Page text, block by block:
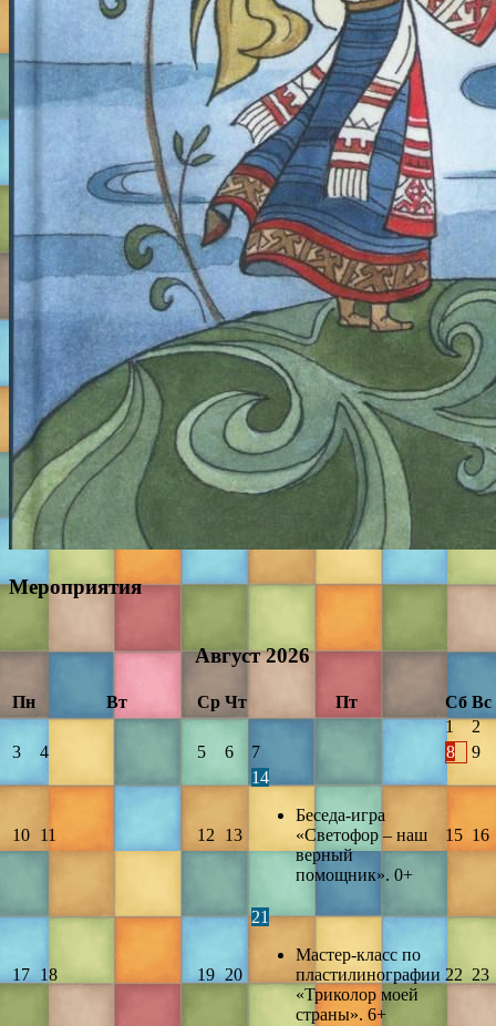
Мероприятия
Август 2026
Пн Вт Ср Чт Пт Сб Вс
1
2
3
4 5 6 7 8 9
10 11 12 13
14
Беседа-игра
«Светофор – наш
верный
помощник». 0+
15 16
17 18 19 20
21
Мастер-класс по
пластилинографии
«Триколор моей
страны». 6+
22 23